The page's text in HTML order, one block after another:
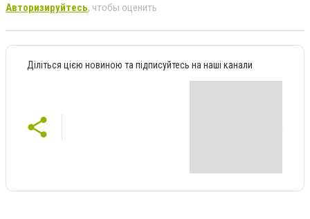
Авторизируйтесь, чтобы оценить
Діліться цією новиною та підписуйтесь на наші канали